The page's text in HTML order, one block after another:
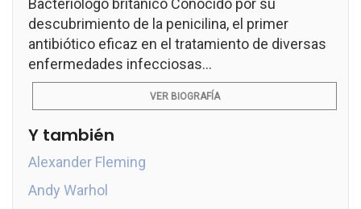
Bacteriólogo británico Conocido por su
descubrimiento de la penicilina, el primer
antibiótico eficaz en el tratamiento de diversas
enfermedades infecciosas...
VER BIOGRAFÍA
Y también
Alexander Fleming
Andy Warhol